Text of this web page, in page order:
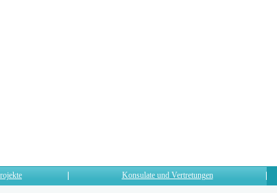
Konsulate und Vertretungen